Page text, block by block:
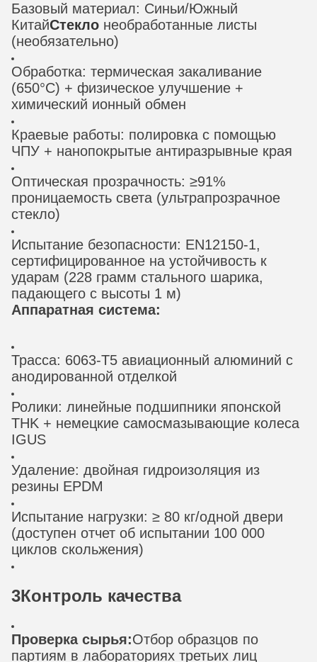
Базовый материал: Синьи/Южный
КитайСтекло необработанные листы
(необязательно)
Обработка: термическая закаливание
(650°C) + физическое улучшение +
химический ионный обмен
Краевые работы: полировка с помощью
ЧПУ + нанопокрытые антиразрывные края
Оптическая прозрачность: ≥91%
проницаемость света (ультрапрозрачное
стекло)
Испытание безопасности: EN12150-1,
сертифицированное на устойчивость к
ударам (228 грамм стального шарика,
падающего с высоты 1 м)
Аппаратная система:
Трасса: 6063-T5 авиационный алюминий с
анодированной отделкой
Ролики: линейные подшипники японской
THK + немецкие самосмазывающие колеса
IGUS
Удаление: двойная гидроизоляция из
резины EPDM
Испытание нагрузки: ≥ 80 кг/одной двери
(доступен отчет об испытании 100 000
циклов скольжения)
3Контроль качества
Проверка сырья:Отбор образцов по
партиям в лабораториях третьих лиц